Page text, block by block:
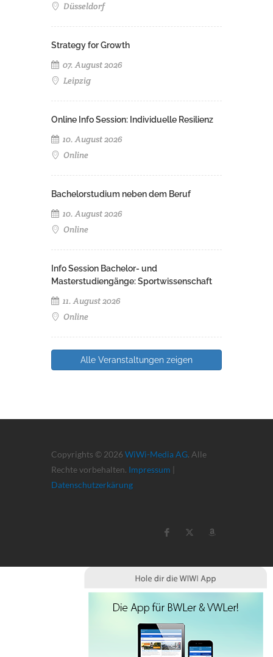
Düsseldorf
Strategy for Growth
07. August 2026
Leipzig
Online Info Session: Individuelle Resilienz
10. August 2026
Online
Bachelorstudium neben dem Beruf
10. August 2026
Online
Info Session Bachelor- und
Masterstudiengänge: Sportwissenschaft
11. August 2026
Online
Alle Veranstaltungen zeigen
Copyrights © 2026 WiWi-Media AG. Alle
Rechte vorbehalten. Impressum |
Datenschutzerkärung